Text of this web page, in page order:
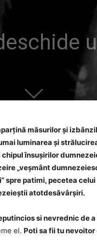
măsurilor şi
luminarea şi
însuşirilor
„veşmânt
spre patimi, pecetea celui
atotdesăvârşiri.
si nevrednic de
el. Poti sa fii tu